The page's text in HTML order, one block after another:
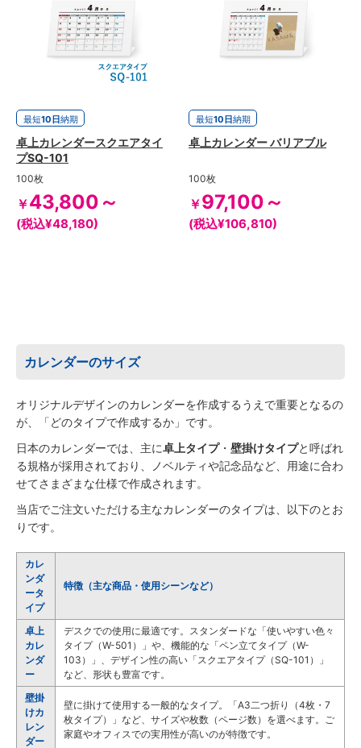
最短10日納期
卓上カレンダースクエアタイ
プSQ-101
100枚
￥43,800～
(税込¥48,180)
最短10日納期
卓上カレンダー バリアブル
100枚
￥97,100～
(税込¥106,810)
カレンダーのサイズ
オリジナルデザインのカレンダーを作成するうえで重要となるの
が、「どのタイプで作成するか」です。
日本のカレンダーでは、主に卓上タイプ・ 壁掛けタイプと呼ばれ
る規格が採用されており、ノベルティや記念品など、用途に合わ
せてさまざまな仕様で作成されます。
当店でご注文いただける主なカレンダーのタイプは、以下のとお
りです。
カレ
ンダ
ータ
イプ
特徴（主な商品・使用シーンなど）
卓上
カレ
ンダ
ー
デスクでの使用に最適です。スタンダードな「使いやすい色々
タイプ（W-501）」や、機能的な「ペン立てタイプ（W-
103）」、デザイン性の高い「スクエアタイプ（SQ-101）」
など、形状も豊富です。
壁掛
けカ
レン
ダー
壁に掛けて使用する一般的なタイプ。「A3二つ折り（4枚・7
枚タイプ）」など、サイズや枚数（ページ数）を選べます。ご
家庭やオフィスでの実用性が高いのが特徴です。